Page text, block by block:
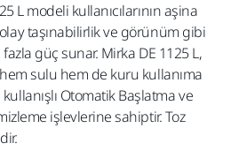
L modeli kullanıcılarının aşina
taşınabilirlik ve görünüm gibi
güç sunar. Mirka DE 1125 L,
hem sulu hem de kuru kullanıma
Otomatik Başlatma ve
işlevlerine sahiptir. Toz